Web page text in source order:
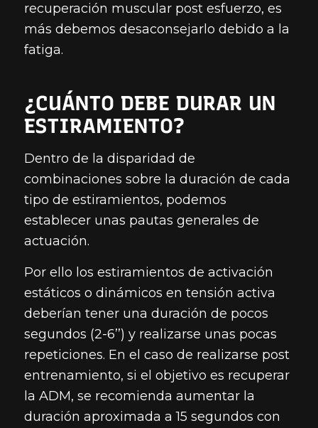
recuperación muscular post esfuerzo, es
más debemos desaconsejarlo debido a la
fatiga.
¿CUÁNTO DEBE DURAR UN
ESTIRAMIENTO?
Dentro de la disparidad de
combinaciones sobre la duración de cada
tipo de estiramientos, podemos
establecer unas pautas generales de
actuación.
Por ello los estiramientos de activación
estáticos o dinámicos en tensión activa
deberían tener una duración de pocos
segundos (2-6’’) y realizarse unas pocas
repeticiones. En el caso de realizarse post
entrenamiento, si el objetivo es recuperar
la ADM, se recomienda aumentar la
duración aproximada a 15 segundos con